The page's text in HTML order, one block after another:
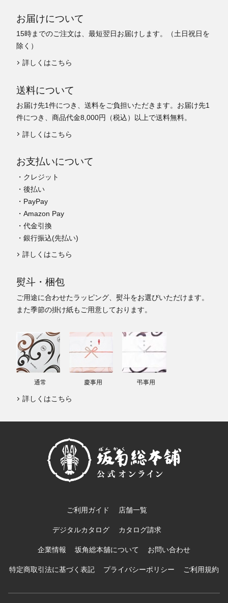
お届けについて
15時までのご注文は、最短翌日お届けします。（土日祝日を
除く）
詳しくはこちら
送料について
お届け先1件につき、送料をご負担いただきます。お届け先1
件につき、商品代金8,000円（税込）以上で送料無料。
詳しくはこちら
お支払いについて
・クレジット
・後払い
・PayPay
・Amazon Pay
・代金引換
・銀行振込(先払い)
詳しくはこちら
熨斗・梱包
ご用途に合わせたラッピング、熨斗をお選びいただけます。
また季節の掛け紙もご用意しております。
通常 慶事用 弔事用
詳しくはこちら
ご利用ガイド 店舗一覧
デジタルカタログ カタログ請求
企業情報 坂角総本舖について お問い合わせ
特定商取引法に基づく表記 プライバシーポリシー ご利用規約